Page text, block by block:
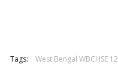
Tags: West Bengal WBCHSE